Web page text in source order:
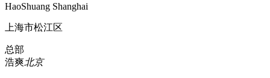
HaoShuang Shanghai
上海市松江区
总部
浩爽北京